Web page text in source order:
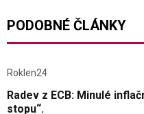
PODOBNÉ ČLÁNKY
Roklen24
Radev z ECB: Minulé
stopu“.